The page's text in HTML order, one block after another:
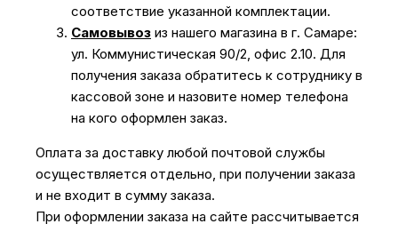
соответствие указанной комплектации.
Самовывоз из нашего магазина в г. Самаре:
ул. Коммунистическая 90/2, офис 2.10. Для
получения заказа обратитесь к сотруднику в
кассовой зоне и назовите номер телефона
на кого оформлен заказ.
Оплата за доставку любой почтовой службы
осуществляется отдельно, при получении заказа
и не входит в сумму заказа.
При оформлении заказа на сайте рассчитывается